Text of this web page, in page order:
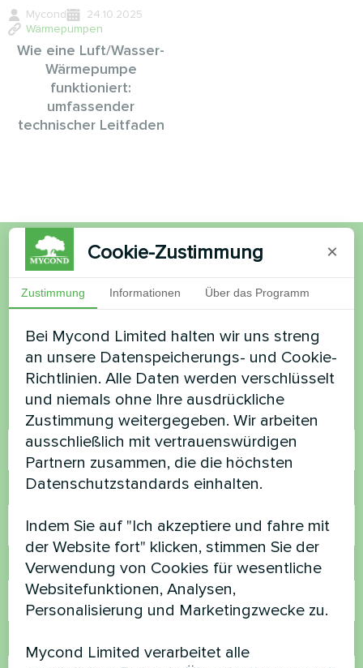
Mycond
24.10.2025
Wärmepumpen
Wie eine Luft/Wasser-
Wärmepumpe
funktioniert:
umfassender
technischer Leitfaden
Möchten Sie kaufen oder
haben Sie Fragen?
Kontaktieren Sie uns und wir werden Ihnen
helfen
Name
Rufnummer
E-Mail
Kommentar
Cookie-Zustimmung ×
Zustimmung Informationen Über das Programm
Bei Mycond Limited halten wir uns streng
an unsere Datenspeicherungs- und Cookie-
Richtlinien. Alle Daten werden verschlüsselt
und niemals ohne Ihre ausdrückliche
Zustimmung weitergegeben. Wir arbeiten
ausschließlich mit vertrauenswürdigen
Partnern zusammen, die die höchsten
Datenschutzstandards einhalten.
Indem Sie auf "Ich akzeptiere und fahre mit
der Website fort" klicken, stimmen Sie der
Verwendung von Cookies für wesentliche
Websitefunktionen, Analysen,
Personalisierung und Marketingzwecke zu.
Mycond Limited verarbeitet alle